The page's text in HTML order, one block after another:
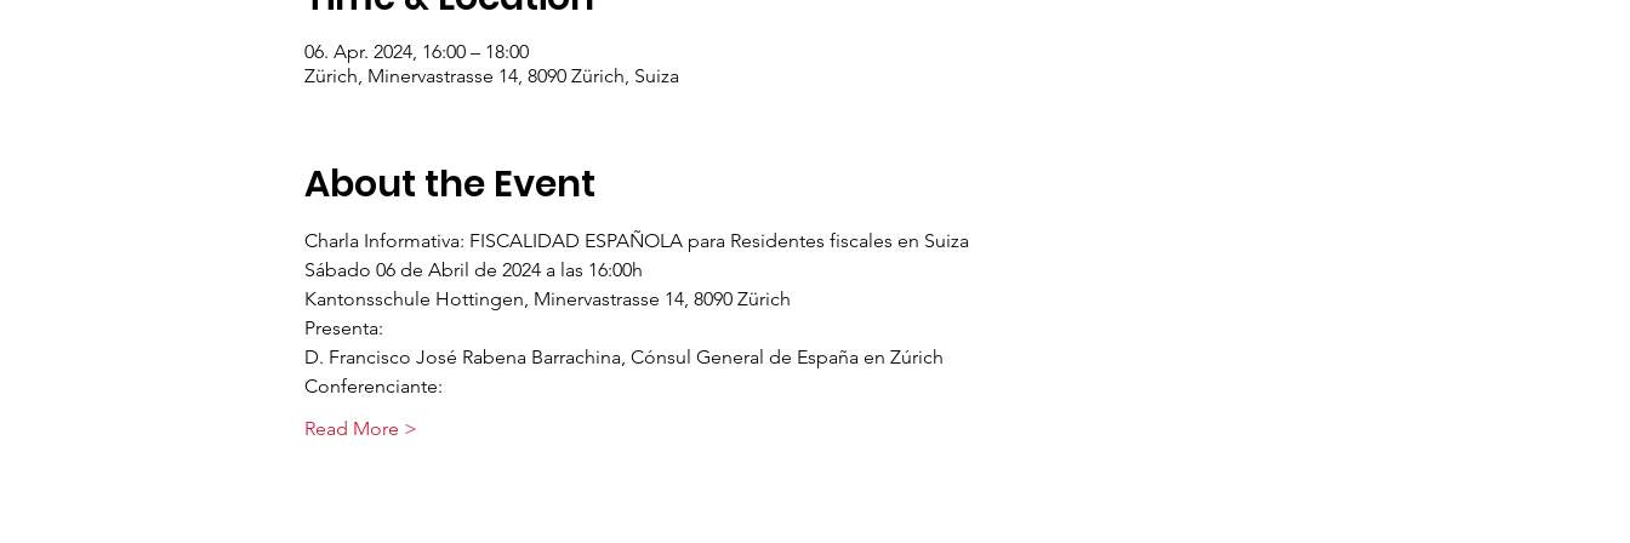
06. Apr. 2024, 16:00 – 18:00
Zürich, Minervastrasse 14, 8090 Zürich, Suiza
About the Event
Charla Informativa: FISCALIDAD ESPAÑOLA para Residentes fiscales en Suiza
Sábado 06 de Abril de 2024 a las 16:00h
Kantonsschule Hottingen, Minervastrasse 14, 8090 Zürich
Presenta:
D. Francisco José Rabena Barrachina, Cónsul General de España en Zúrich
Conferenciante:
Read More >